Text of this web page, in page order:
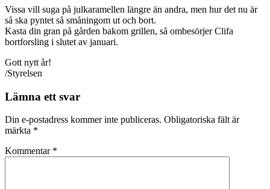
Vissa vill suga på julkaramellen längre än andra, men hur det nu är
så ska pyntet så småningom ut och bort.
Kasta din gran på gården bakom grillen, så ombesörjer Clifa
bortforsling i slutet av januari.
Gott nytt år!
/Styrelsen
Lämna ett svar
Din e-postadress kommer inte publiceras. Obligatoriska fält är
märkta *
Kommentar *